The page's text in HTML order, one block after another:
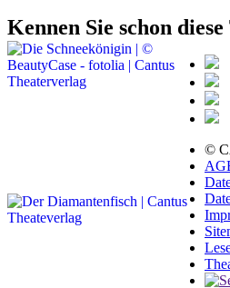
Kennen Sie schon
©